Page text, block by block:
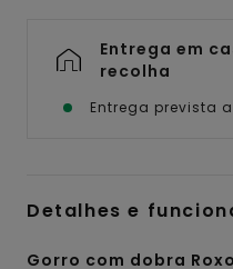
Entrega em
recolha
Entrega prevista
Detalhes e
Gorro com dobra